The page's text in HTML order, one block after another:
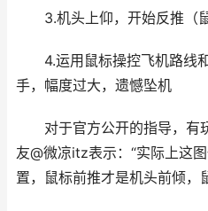
3.机头上仰，开始反推（
4.运用鼠标操控飞机路线
手，幅度过大，遗憾坠机
对于官方公开的指导，有
友@微凉itz表示：“实际上这
置，鼠标前推才是机头前倾，